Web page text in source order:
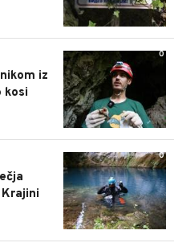
0
iz
kosi
0